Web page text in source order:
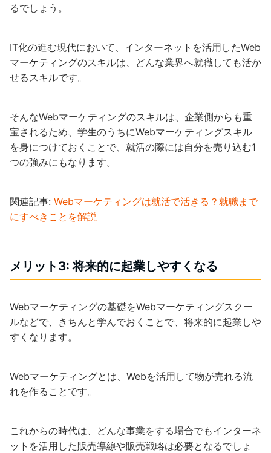
るでしょう。
IT化の進む現代において、インターネットを活用したWeb
マーケティングのスキルは、どんな業界へ就職しても活か
せるスキルです。
そんなWebマーケティングのスキルは、企業側からも重
宝されるため、学生のうちにWebマーケティングスキル
を身につけておくことで、就活の際には自分を売り込む1
つの強みにもなります。
関連記事: Webマーケティングは就活で活きる？就職まで
にすべきことを解説
メリット3: 将来的に起業しやすくなる
Webマーケティングの基礎をWebマーケティングスクー
ルなどで、きちんと学んでおくことで、将来的に起業しや
すくなります。
Webマーケティングとは、Webを活用して物が売れる流
れを作ることです。
これからの時代は、どんな事業をする場合でもインターネ
ットを活用した販売導線や販売戦略は必要となるでしょ